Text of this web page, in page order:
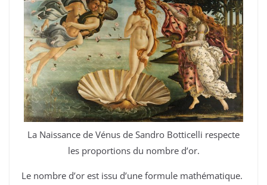
La Naissance de Vénus de Sandro Botticelli respecte
les proportions du nombre d’or.
Le nombre d’or est issu d’une formule mathématique.